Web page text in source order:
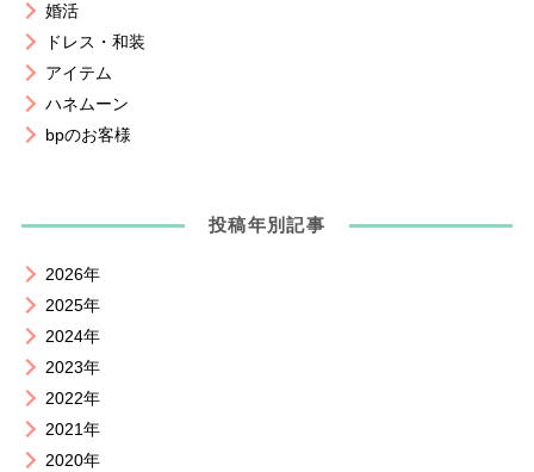
婚活
ドレス・和装
アイテム
ハネムーン
bpのお客様
投稿年別記事
2026年
2025年
2024年
2023年
2022年
2021年
2020年